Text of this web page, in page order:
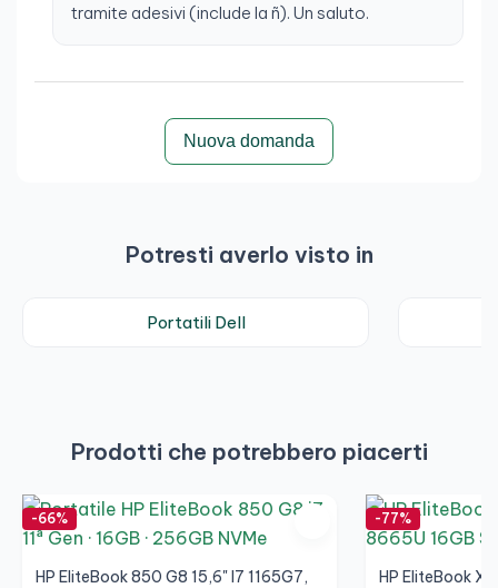
tramite adesivi (include la ñ). Un saluto.
Nuova domanda
Potresti averlo visto in
Portatili Dell
Prodotti che potrebbero piacerti
-66%
HP EliteBook 850 G8 15,6" I7 1165G7,
-77%
HP EliteBook